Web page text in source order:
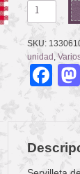
VICHY
RED
II
cantidad
SKU:
unidad